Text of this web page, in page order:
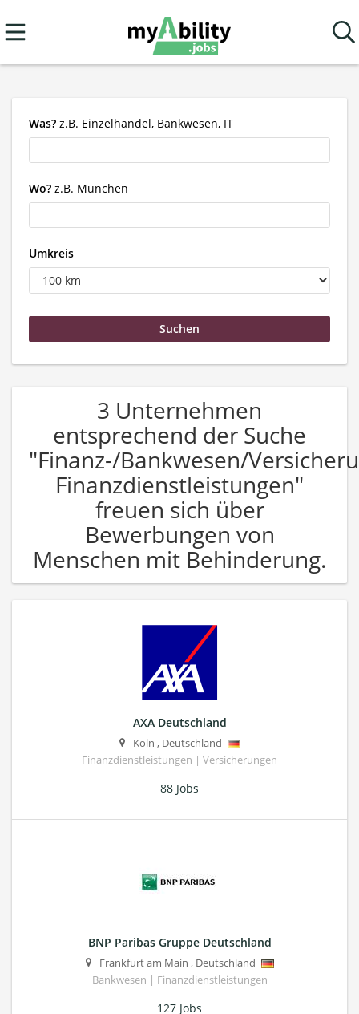
Was? z.B. Einzelhandel, Bankwesen, IT
Wo? z.B. München
Umkreis
3 Unternehmen
entsprechend der Suche
"Finanz-/Bankwesen/
Finanzdienstleistungen"
freuen sich über
Bewerbungen von
Menschen mit Behinderung.
AXA Deutschland
Köln , Deutschland
Finanzdienstleistungen | Versicherungen
88 Jobs
BNP Paribas Gruppe Deutschland
Frankfurt am Main , Deutschland
Bankwesen | Finanzdienstleistungen
127 Jobs